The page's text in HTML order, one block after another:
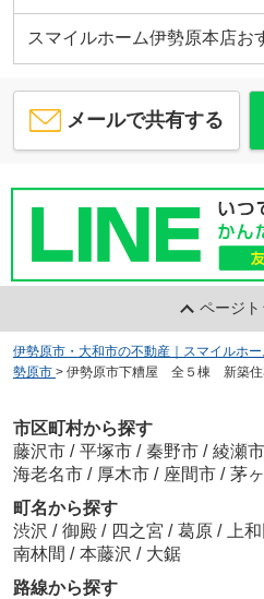
スマイルホーム伊勢原本店お
メールで共有する
ページ
伊勢原市・大和市の不動産｜スマイルホー
勢原市 > 伊勢原市下糟屋 全５棟 新築住
市区町村から探す
藤沢市 / 平塚市 / 秦野市 / 綾瀬市
海老名市 / 厚木市 / 座間市 / 茅
町名から探す
渋沢 / 御殿 / 四之宮 / 葛原 / 上
南林間 / 本藤沢 / 大鋸
路線から探す